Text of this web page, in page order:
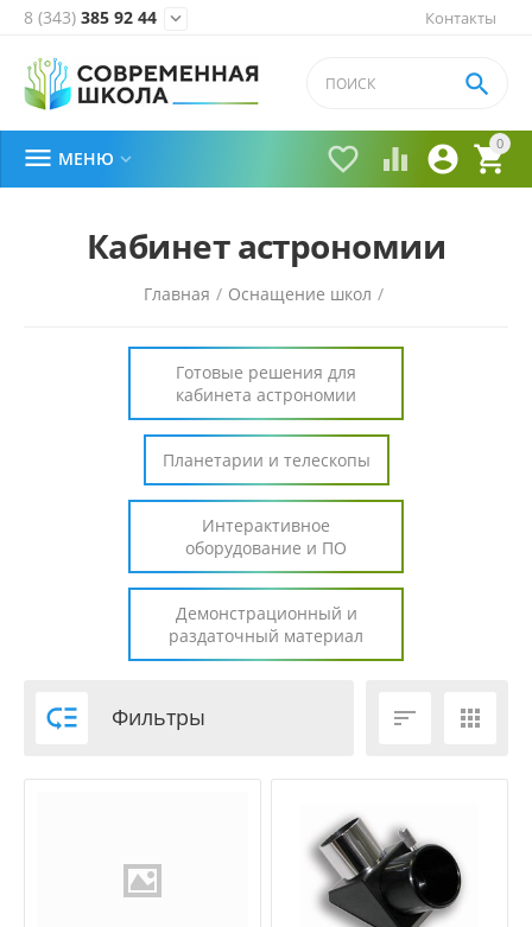
Контакты
8 (343) 385 92 44 
0


 

 МЕНЮ 
Кабинет астрономии
Главная / Оснащение школ /
Готовые решения для
кабинета астрономии
Планетарии и телескопы
Интерактивное
оборудование и ПО
Демонстрационный и
раздаточный материал
 Фильтры  